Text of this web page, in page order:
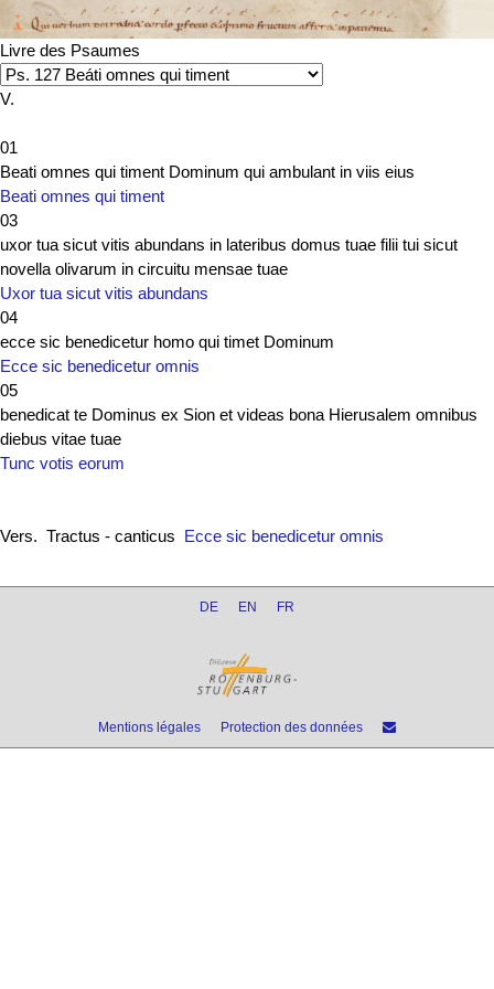
Livre des Psaumes
V.
01
Beati omnes qui timent Dominum qui ambulant in viis eius
Beati omnes qui timent
03
uxor tua sicut vitis abundans in lateribus domus tuae filii tui sicut
novella olivarum in circuitu mensae tuae
Uxor tua sicut vitis abundans
04
ecce sic benedicetur homo qui timet Dominum
Ecce sic benedicetur omnis
05
benedicat te Dominus ex Sion et videas bona Hierusalem omnibus
diebus vitae tuae
Tunc votis eorum
Vers. Tractus - canticus Ecce sic benedicetur omnis
DE EN FR
Mentions légales Protection des données